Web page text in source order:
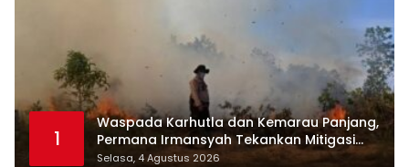
1
Waspada Karhutla dan Kemarau Panjang,
Permana Irmansyah Tekankan Mitigasi
Berbasis Komunitas
Selasa, 4 Agustus 2026